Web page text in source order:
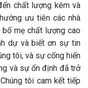
chất lượng kém và
ưu tiên các nhà
mẹ chất lượng cao
dự và biết ơn sự tin
tôi, và sự cống hiến
và sự ổn định đã trở
tôi cam kết tiếp